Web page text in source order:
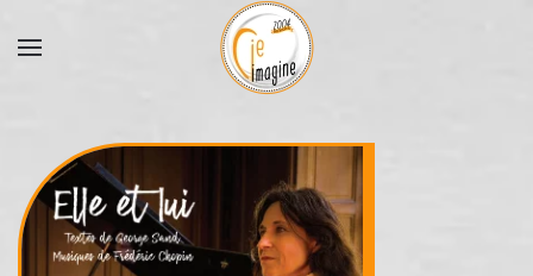
Accéder au contenu principal